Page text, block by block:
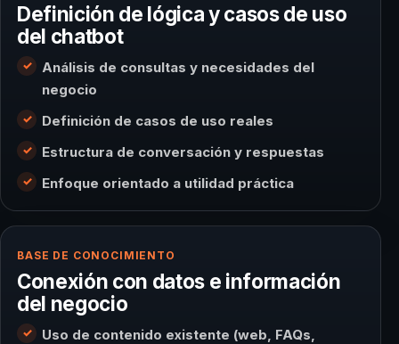
Definición de lógica y casos de uso
del chatbot
Análisis de consultas y necesidades del
negocio
Definición de casos de uso reales
Estructura de conversación y respuestas
Enfoque orientado a utilidad práctica
BASE DE CONOCIMIENTO
Conexión con datos e información
del negocio
Uso de contenido existente (web, FAQs,